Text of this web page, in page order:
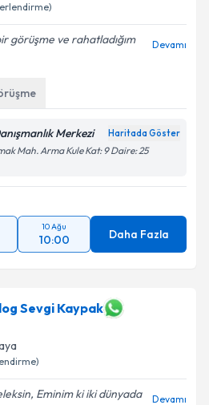
görüşme ve rahatladığım
Devamı
Merkezi Haritada Göster
Mah. Arma Kule Kat: 9 Daire: 25
10 Ağu
10:00 Daha Fazla
Sevgi Kaypak
Eminim ki iki dünyada
Devamı